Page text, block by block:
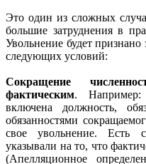
Это один из сложных
большие затруднения в
Увольнение будет
следующих условий:
Сокращение
фактическим. Например:
включена должность,
обязанностями
свое увольнение. Есть
указывали на то, что
(Апелляционное